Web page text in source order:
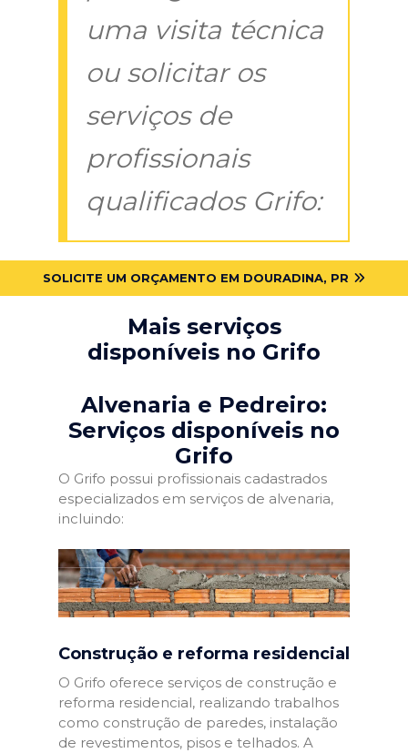
uma visita técnica
ou solicitar os
serviços de
profissionais
qualificados Grifo:
SOLICITE UM ORÇAMENTO EM DOURADINA, PR
Mais serviços
disponíveis no Grifo
Alvenaria e Pedreiro:
Serviços disponíveis no
Grifo
O Grifo possui profissionais cadastrados
especializados em serviços de alvenaria,
incluindo:
Construção e reforma residencial
O Grifo oferece serviços de construção e
reforma residencial, realizando trabalhos
como construção de paredes, instalação
de revestimentos, pisos e telhados. A